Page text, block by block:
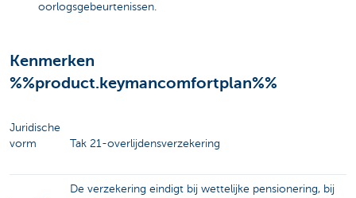
oorlogsgebeurtenissen.
Kenmerken
%%product.keymancomfortplan%%
Juridische
vorm
Tak 21-overlijdensverzekering
De verzekering eindigt bij wettelijke pensionering, bij